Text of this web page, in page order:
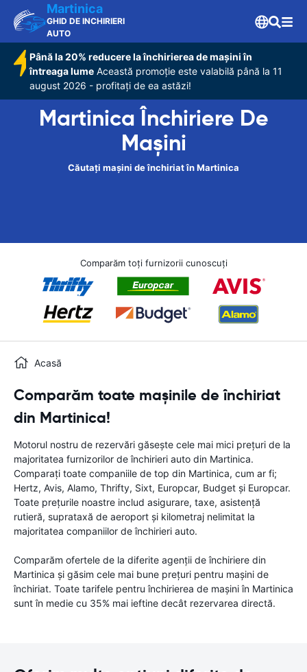
Martinica
GHID DE INCHIRIERI
AUTO
Până la 20% reducere la închirierea de mașini în
întreaga lume Această promoție este valabilă până la 11
august 2026 - profitați de ea astăzi!
Martinica Închiriere De
Maşini
Căutați mașini de închiriat în Martinica
Comparăm toți furnizorii cunoscuți
Acasă
Comparăm toate mașinile de închiriat
din Martinica!
Motorul nostru de rezervări găsește cele mai mici prețuri de la
majoritatea furnizorilor de închirieri auto din Martinica.
Comparați toate companiile de top din Martinica, cum ar fi;
Hertz, Avis, Alamo, Thrifty, Sixt, Europcar, Budget și Europcar.
Toate prețurile noastre includ asigurare, taxe, asistență
rutieră, suprataxă de aeroport și kilometraj nelimitat la
majoritatea companiilor de închirieri auto.
Comparăm ofertele de la diferite agenții de închiriere din
Martinica și găsim cele mai bune prețuri pentru mașini de
închiriat. Toate tarifele pentru închirierea de mașini în Martinica
sunt în medie cu 35% mai ieftine decât rezervarea directă.